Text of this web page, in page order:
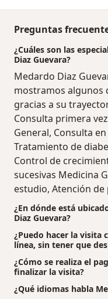
Preguntas
¿Cuáles son las
Diaz Guevara?
Medardo Diaz
mostramos algunos
gracias a su
Consulta primera
General, Consulta
Tratamiento de
Control de
sucesivas Medicina
estudio, Atención
¿En dónde está
Diaz Guevara?
¿Puedo hacer la visita
línea, sin tener que
¿Cómo se realiza el
finalizar la visita?
¿Qué idiomas habla